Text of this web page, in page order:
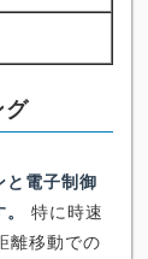
グ
と電子制御
特に時速
離移動での